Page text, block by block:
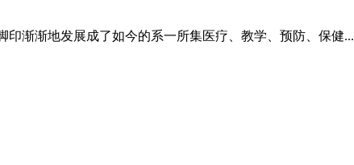
渐渐地发展成了如今的系一所集医疗、教学、预防、保健...